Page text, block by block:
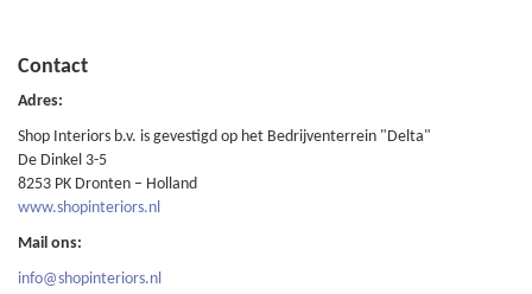
Contact
Adres:
Shop Interiors b.v. is gevestigd op het Bedrijventerrein "Delta"
De Dinkel 3-5
8253 PK Dronten – Holland
www.shopinteriors.nl
Mail ons:
info@shopinteriors.nl